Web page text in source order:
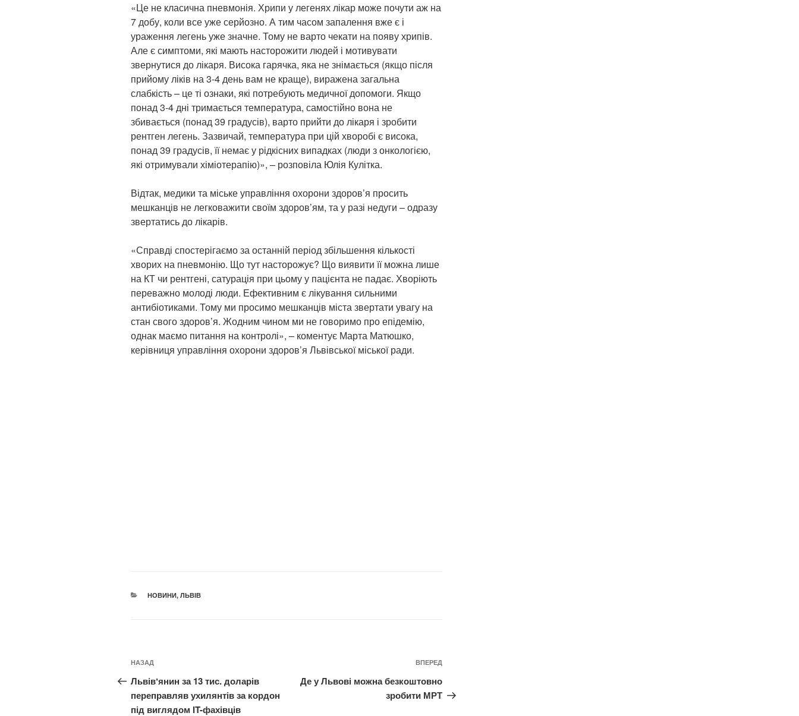
«Це не класична пневмонія. Хрипи у легенях лікар може почути аж на
7 добу, коли все уже серйозно. А тим часом запалення вже є і
ураження легень уже значне. Тому не варто чекати на появу хрипів.
Але є симптоми, які мають насторожити людей і мотивувати
звернутися до лікаря. Висока гарячка, яка не знімається (якщо після
прийому ліків на 3-4 день вам не краще), виражена загальна
слабкість – це ті ознаки, які потребують медичної допомоги. Якщо
понад 3-4 дні тримається температура, самостійно вона не
збивається (понад 39 градусів), варто прийти до лікаря і зробити
рентген легень. Зазвичай, температура при цій хворобі є висока,
понад 39 градусів, її немає у рідкісних випадках (люди з онкологією,
які отримували хіміотерапію)», – розповіла Юлія Кулітка.
Відтак, медики та міське управління охорони здоров’я просить
мешканців не легковажити своїм здоров’ям, та у разі недуги – одразу
звертатись до лікарів.
«Справді спостерігаємо за останній період збільшення кількості
хворих на пневмонію. Що тут насторожує? Що виявити її можна лише
на КТ чи рентгені, сатурація при цьому у пацієнта не падає. Хворіють
переважно молоді люди. Ефективним є лікування сильними
антибіотиками. Тому ми просимо мешканців міста звертати увагу на
стан свого здоров’я. Жодним чином ми не говоримо про епідемію,
однак маємо питання на контролі», – коментує Марта Матюшко,
керівниця управління охорони здоров’я Львівської міської ради.
КАТЕГОРІЇ
НОВИНИ, ЛЬВІВ
Навігація
записів
Попередній
запис:
НАЗАД
Львівʼянин за 13 тис. доларів
переправляв ухилянтів за кордон
під виглядом IT-фахівців
Наступний
запис
ВПЕРЕД
Де у Львові можна безкоштовно
зробити МРТ